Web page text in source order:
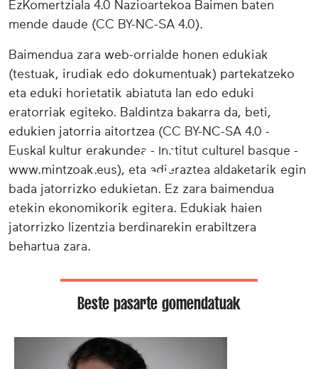
EzKomertziala 4.0 Nazioartekoa Baimen baten
mende daude (CC BY-NC-SA 4.0).
Baimendua zara web-orrialde honen edukiak
(testuak, irudiak edo dokumentuak) partekatzeko
eta eduki horietatik abiatuta lan edo eduki
eratorriak egiteko. Baldintza bakarra da, beti,
edukien jatorria aitortzea (CC BY-NC-SA 4.0 -
Euskal kultur erakundea - Institut culturel basque -
www.mintzoak.eus), eta adieraztea aldaketarik egin
bada jatorrizko edukietan. Ez zara baimendua
etekin ekonomikorik egitera. Edukiak haien
jatorrizko lizentzia berdinarekin erabiltzera
behartua zara.
Beste pasarte gomendatuak